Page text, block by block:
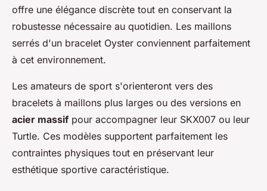
offre une élégance discrète tout en conservant la
robustesse nécessaire au quotidien. Les maillons
serrés d'un bracelet Oyster conviennent parfaitement
à cet environnement.
Les amateurs de sport s'orienteront vers des
bracelets à maillons plus larges ou des versions en
acier massif pour accompagner leur SKX007 ou leur
Turtle. Ces modèles supportent parfaitement les
contraintes physiques tout en préservant leur
esthétique sportive caractéristique.